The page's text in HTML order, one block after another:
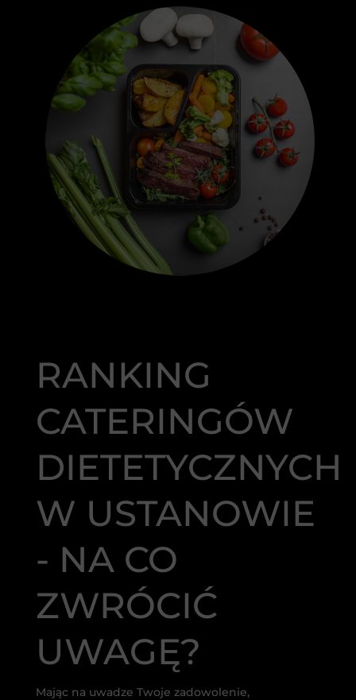
RANKING
CATERINGÓW
DIETETYCZNYCH
W USTANOWIE
- NA CO
ZWRÓCIĆ
UWAGĘ?
Mając na uwadze Twoje zadowolenie,